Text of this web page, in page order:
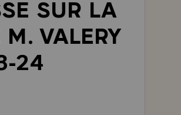
SUR LA
VALERY
24